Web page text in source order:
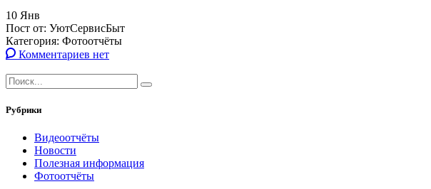
10 Янв
Пост от: УютСервисБыт
Категория: Фотоотчёты
Комментариев нет
Рубрики
Видеоотчёты
Новости
Полезная информация
Фотоотчёты